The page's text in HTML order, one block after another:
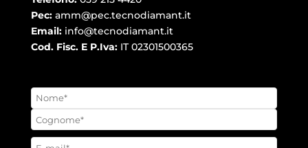
Pec: amm@pec.tecnodiamant.it
Email: info@tecnodiamant.it
Cod. Fisc. E P.Iva:IT 02301500365